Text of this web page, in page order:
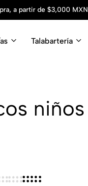
a partir de $3,000 MXN
Talabartería
niños